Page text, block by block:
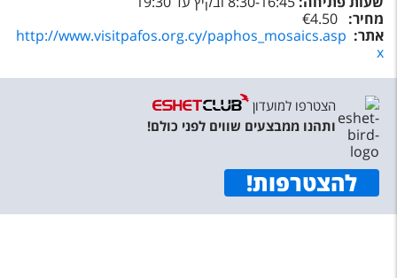
מחיר:
אתר: http://www.visitpafos.org.cy/paphos_mosaics.asp
x
הצטרפו למועדון
ותהנו ממבצעים שווים לפני כולם!
להצטרפות!